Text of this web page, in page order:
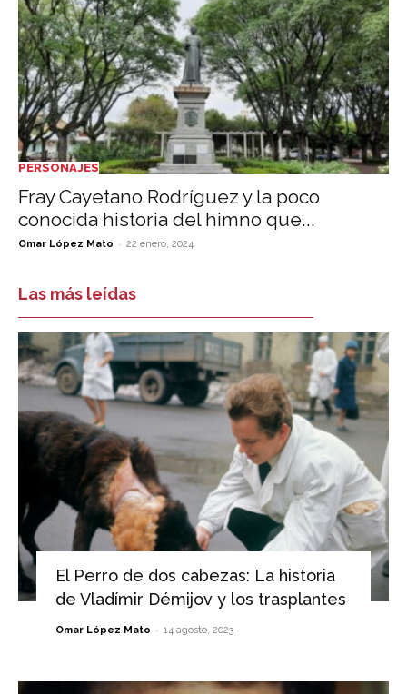
PERSONAJES
Fray Cayetano Rodríguez y la poco
conocida historia del himno que...
Omar López Mato - 22 enero, 2024
Las más leídas
El Perro de dos cabezas: La historia
de Vladímir Démijov y los trasplantes
Omar López Mato - 14 agosto, 2023